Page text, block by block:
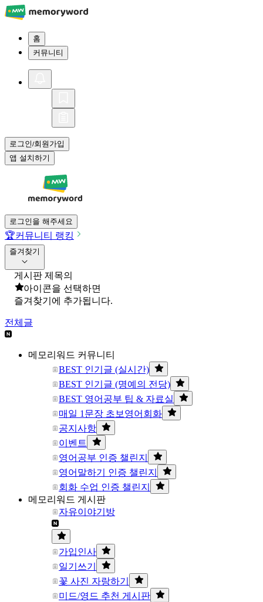
홈
커뮤니티
로그인/회원가입
앱 설치하기
로그인을 해주세요
🏆커뮤니티 랭킹
즐겨찾기
게시판 제목의
아이콘을 선택하면
즐겨찾기에 추가됩니다.
전체글
메모리워드 커뮤니티
BEST 인기글 (실시간)
BEST 인기글 (명예의 전당)
BEST 영어공부 팁 & 자료실
매일 1문장 초보영어회화
공지사항
이벤트
영어공부 인증 챌린지
영어말하기 인증 챌린지
회화 수업 인증 챌린지
메모리워드 게시판
자유이야기방
가입인사
일기쓰기
꽃 사진 자랑하기
미드/영드 추천 게시판